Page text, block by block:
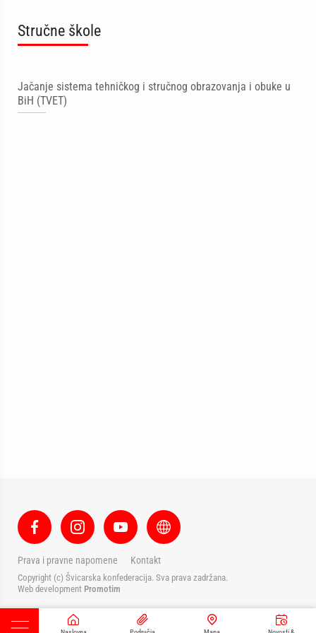
Stručne škole
Jačanje sistema tehničkog i stručnog obrazovanja i obuke u
BiH (TVET)
Prava i pravne napomene Kontakt
Copyright (c) Švicarska konfederacija. Sva prava zadržana.
Web development Promotim